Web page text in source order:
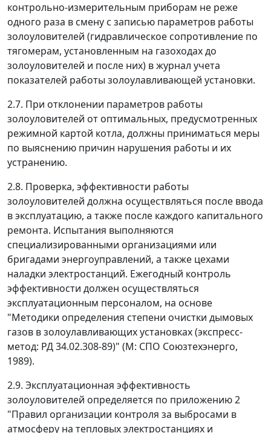
контрольно-измерительным приборам не реже
одного раза в смену с записью параметров работы
золоуловителей (гидравлическое сопротивление по
тягомерам, установленным на газоходах до
золоуловителей и после них) в журнал учета
показателей работы золоулавливающей установки.
2.7. При отклонении параметров работы
золоуловителей от оптимальных, предусмотренных
режимной картой котла, должны приниматься меры
по выяснению причин нарушения работы и их
устранению.
2.8. Проверка, эффективности работы
золоуловителей должна осуществляться после ввода
в эксплуатацию, а также после каждого капитального
ремонта. Испытания выполняются
специализированными организациями или
бригадами энергоуправлений, а также цехами
наладки электростанций. Ежегодный контроль
эффективности должен осуществляться
эксплуатационным персоналом, на основе
"Методики определения степени очистки дымовых
газов в золоулавливающих установках (экспресс-
метод: РД 34.02.308-89)" (М: СПО Союзтехэнерго,
1989).
2.9. Эксплуатационная эффективность
золоуловителей определяется по приложению 2
"Правил организации контроля за выбросами в
атмосферу на тепловых электростанциях и